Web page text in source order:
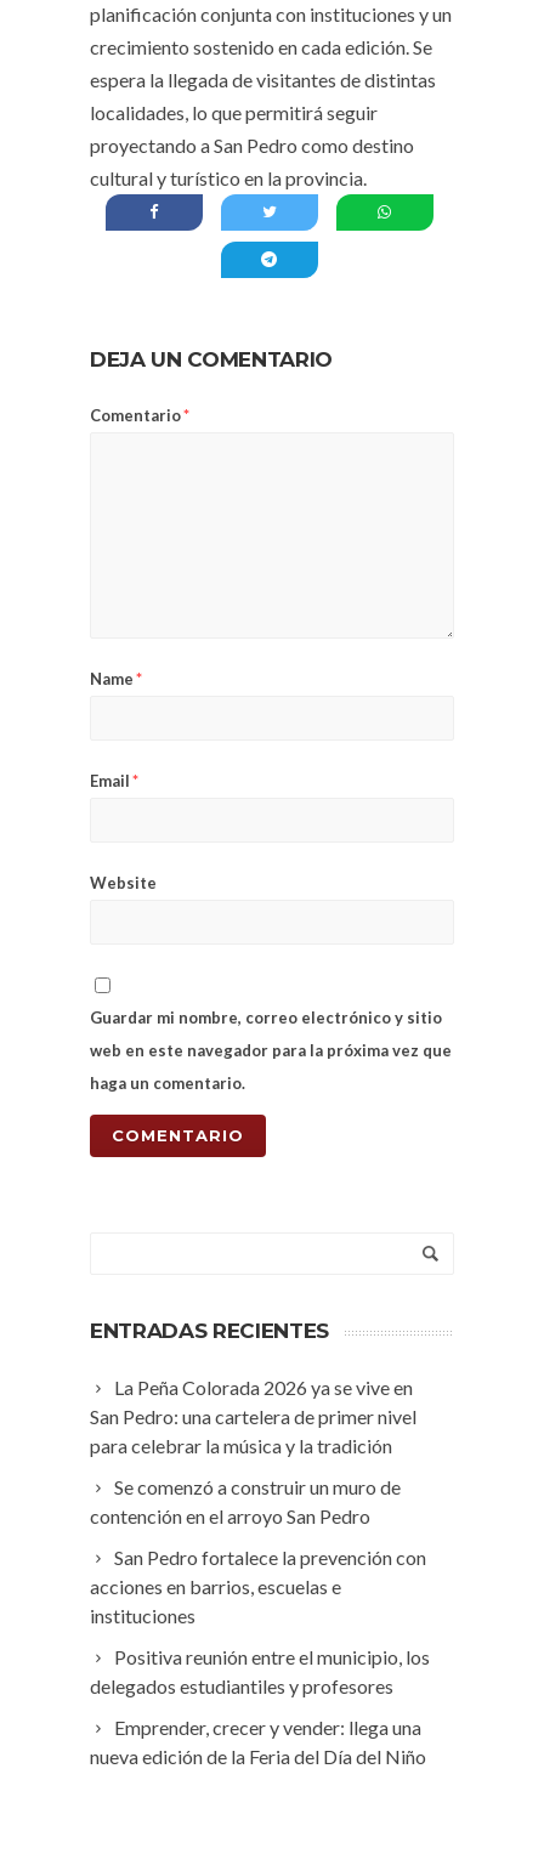
planificación conjunta con instituciones y un
crecimiento sostenido en cada edición. Se
espera la llegada de visitantes de distintas
localidades, lo que permitirá seguir
proyectando a San Pedro como destino
cultural y turístico en la provincia.
DEJA UN COMENTARIO
Comentario*
Name*
Email*
Website
Guardar mi nombre, correo electrónico y sitio
web en este navegador para la próxima vez que
haga un comentario.
ENTRADAS RECIENTES
La Peña Colorada 2026 ya se vive en
San Pedro: una cartelera de primer nivel
para celebrar la música y la tradición
Se comenzó a construir un muro de
contención en el arroyo San Pedro
San Pedro fortalece la prevención con
acciones en barrios, escuelas e
instituciones
Positiva reunión entre el municipio, los
delegados estudiantiles y profesores
Emprender, crecer y vender: llega una
nueva edición de la Feria del Día del Niño